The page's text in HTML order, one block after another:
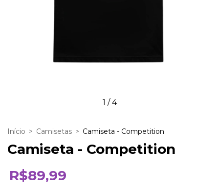
1 /4
Início > Camisetas > Camiseta - Competition
Camiseta - Competition
R$89,99